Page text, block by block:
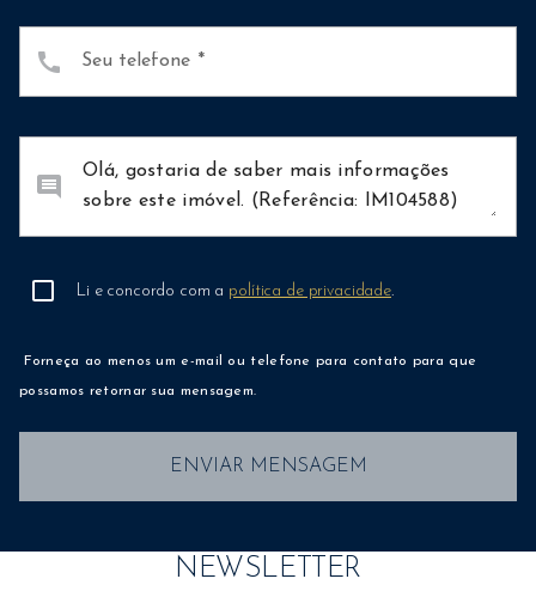
Seu telefone
call
comment
Li e concordo com a política de privacidade.
Forneça ao menos um e-mail ou telefone para contato para que
possamos retornar sua mensagem.
ENVIAR MENSAGEM
NEWSLETTER